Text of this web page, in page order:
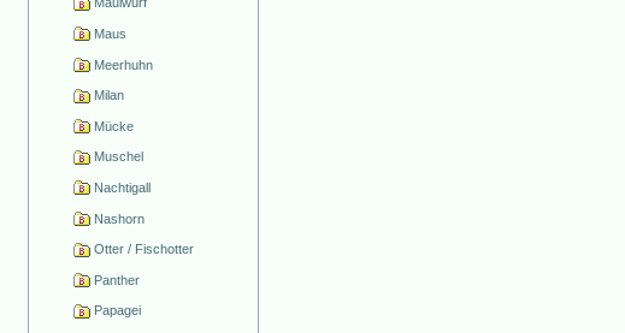
Maus
Meerhuhn
Milan
Mücke
Muschel
Nachtigall
Nashorn
Otter / Fischotter
Panther
Papagei